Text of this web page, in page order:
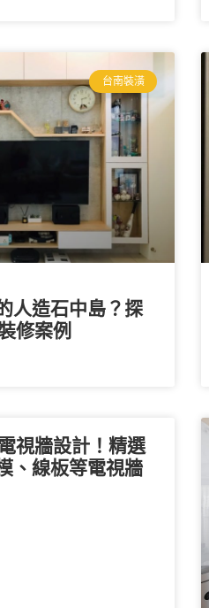
台南裝潢
人造石中島？探
修案例
視牆設計！精選
、線板等電視牆